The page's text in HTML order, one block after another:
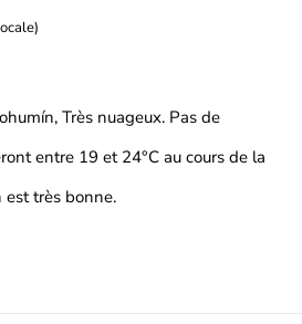
Très nuageux. Pas de
entre 19 et 24°C au cours de la
est très bonne.